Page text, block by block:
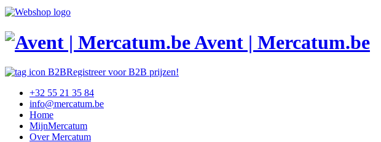
Avent | Mercatum.be
Registreer voor B2B prijzen!
+32 55 21 35 84
info@mercatum.be
Home
MijnMercatum
Over Mercatum